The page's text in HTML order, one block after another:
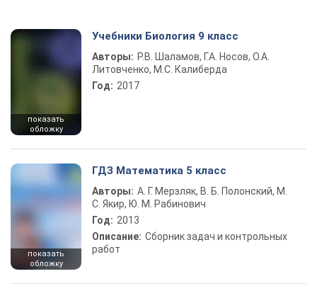
показать
обложку
Учебники Биология 9 класс
Авторы: Р.В. Шаламов, Г.А. Носов, О.А.
Литовченко, М.С. Калиберда
Год: 2017
показать
обложку
ГДЗ Математика 5 класс
Авторы: А. Г. Мерзляк, В. Б. Полонский, М.
С. Якир, Ю. М. Рабинович
Год: 2013
Описание: Сборник задач и контрольных
работ